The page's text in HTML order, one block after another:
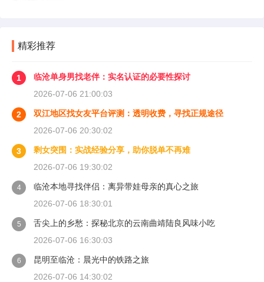
精彩推荐
1
临沧单身男找老伴：实名认证的必要性探讨
2026-07-06 21:00:03
2
双江地区找女友平台评测：透明收费，寻找正规途径
2026-07-06 20:30:02
3
剩女突围：实战经验分享，助你脱单不再难
2026-07-06 19:30:02
4
临沧本地寻找伴侣：离异带娃母亲的真心之旅
2026-07-06 18:30:01
5
舌尖上的乡愁：探秘北京的云南曲靖陆良风味小吃
2026-07-06 16:30:03
6
昆明至临沧：晨光中的铁路之旅
2026-07-06 14:30:02